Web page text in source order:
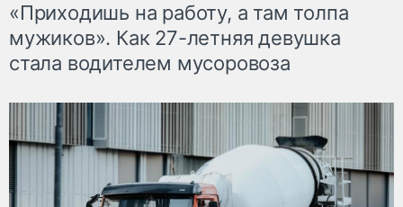
«Приходишь на работу, а там толпа
мужиков». Как 27-летняя девушка
стала водителем мусоровоза